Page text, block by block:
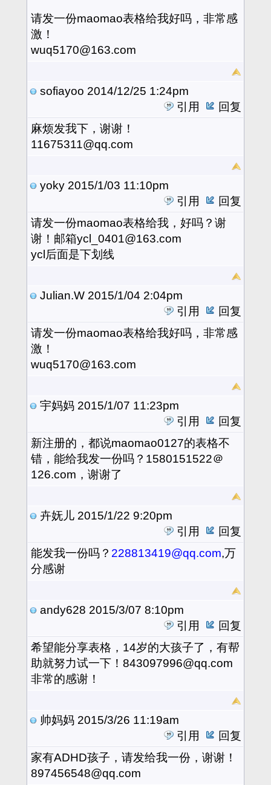
请发一份maomao表格给我好吗，非常感
激！
wuq5170@163.com
sofiayoo 2014/12/25 1:24pm
引用
回复
麻烦发我下，谢谢！
11675311@qq.com
yoky 2015/1/03 11:10pm
引用
回复
请发一份maomao表格给我，好吗？谢
谢！邮箱ycl_0401@163.com
ycl后面是下划线
Julian.W 2015/1/04 2:04pm
引用
回复
请发一份maomao表格给我好吗，非常感
激！
wuq5170@163.com
宇妈妈 2015/1/07 11:23pm
引用
回复
新注册的，都说maomao0127的表格不
错，能给我发一份吗？1580151522＠
126.com，谢谢了
卉妩儿 2015/1/22 9:20pm
引用
回复
能发我一份吗？ 228813419@qq.com,万
分感谢
andy628 2015/3/07 8:10pm
引用
回复
希望能分享表格，14岁的大孩子了，有帮
助就努力试一下！843097996@qq.com
非常的感谢！
帅妈妈 2015/3/26 11:19am
引用
回复
家有ADHD孩子，请发给我一份，谢谢！
897456548@qq.com